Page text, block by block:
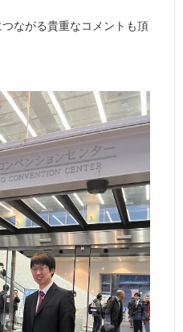
ながる貴重なコメントも頂